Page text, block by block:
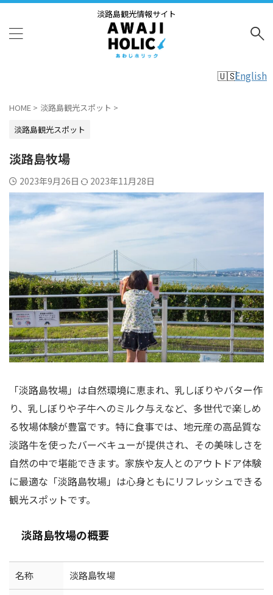
淡路島観光情報サイト
English
HOME > 淡路島観光スポット >
淡路島観光スポット
淡路島牧場
2023年9月26日 2023年11月28日
「淡路島牧場」は自然環境に恵まれ、乳しぼりやバター作
り、乳しぼりや子牛へのミルク与えなど、多世代で楽しめ
る牧場体験が豊富です。特に食事では、地元産の高品質な
淡路牛を使ったバーベキューが提供され、その美味しさを
自然の中で堪能できます。家族や友人とのアウトドア体験
に最適な「淡路島牧場」は心身ともにリフレッシュできる
観光スポットです。
淡路島牧場の概要
名称 淡路島牧場